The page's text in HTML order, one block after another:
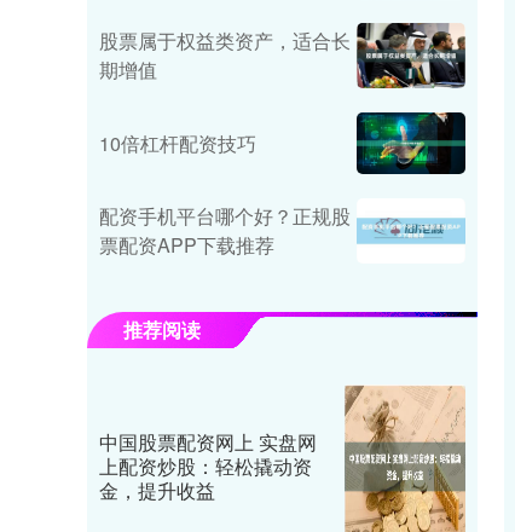
股票属于权益类资产，适合长
期增值
10倍杠杆配资技巧
配资手机平台哪个好？正规股
票配资APP下载推荐
推荐阅读
中国股票配资网上 实盘网
上配资炒股：轻松撬动资
金，提升收益